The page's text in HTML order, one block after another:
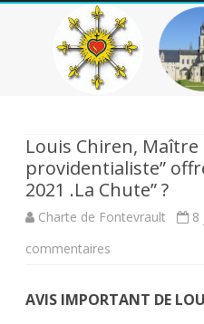
Louis Chiren,
providentialiste”
2021 .La Chute” ?
Charte de Fontevrault 8
commentaires
Chiren,
AVIS IMPORTANT DE